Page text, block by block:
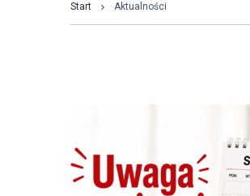
Start Aktualności